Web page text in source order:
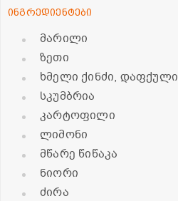
ინგრედიენტები
მარილი
ზეთი
ხმელი ქინძი, დაფქული
სკუმბრია
კარტოფილი
ლიმონი
მწარე წიწაკა
ნიორი
ძირა